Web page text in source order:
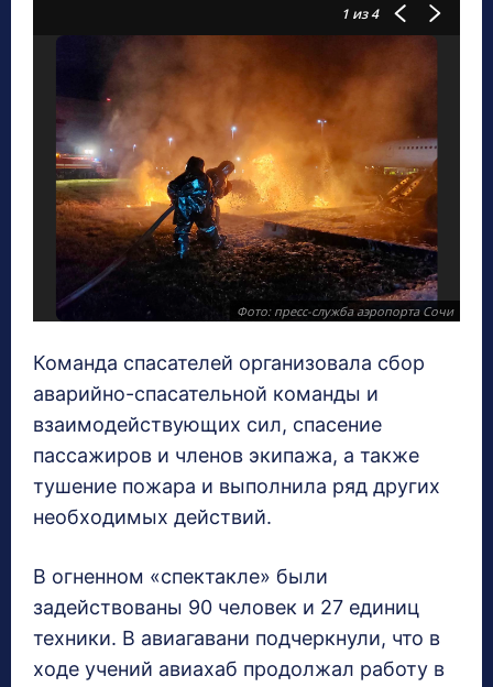
1 из 4
Фото: пресс-служба аэропорта Сочи
Команда спасателей организовала сбор
аварийно-спасательной команды и
взаимодействующих сил, спасение
пассажиров и членов экипажа, а также
тушение пожара и выполнила ряд других
необходимых действий.
В огненном «спектакле» были
задействованы 90 человек и 27 единиц
техники. В авиагавани подчеркнули, что в
ходе учений авиахаб продолжал работу в